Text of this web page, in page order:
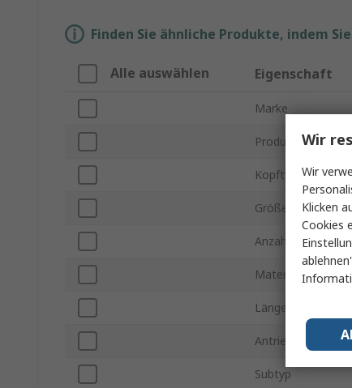
Finden Sie ähnliche Produkte, indem
Alle auswählen Eigenschaft
Marke
Produkt Typ
Kopftyp
Größe
Anzahl der Teile
Material
Länge
Antriebsgröße
Subtyp
Wir
Wir
Klicken
Cookies